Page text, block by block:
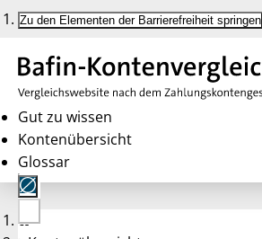
Zu den Elementen der Barrierefreiheit springen
Gut zu wissen
Kontenübersicht
Glossar
Keine